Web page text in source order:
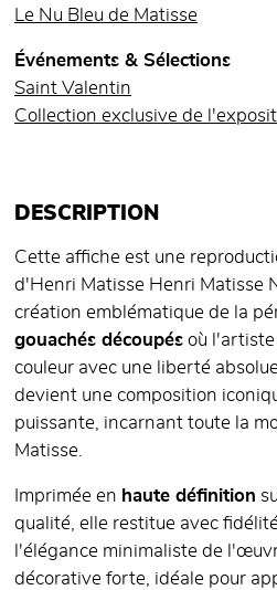
Le Nu Bleu de Matisse
Événements & Sélections
Saint Valentin
Collection exclusive de
DESCRIPTION
Cette affiche est une
d'Henri Matisse Henri Matisse
création emblématique de la
gouachés découpés où l'artiste
couleur avec une liberté
devient une composition
puissante, incarnant toute la
Matisse.
Imprimée en haute définition
qualité, elle restitue avec
l'élégance minimaliste de
décorative forte, idéale pour